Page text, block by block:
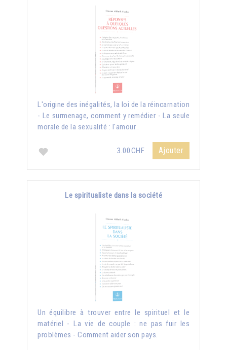
L'origine des inégalités, la loi de la réincarnation
- Le surmenage, comment y remédier - La seule
morale de la sexualité : l'amour..
3.00CHF Ajouter
Le spiritualiste dans la société
Un équilibre à trouver entre le spirituel et le
matériel - La vie de couple : ne pas fuir les
problèmes - Comment aider son pays.